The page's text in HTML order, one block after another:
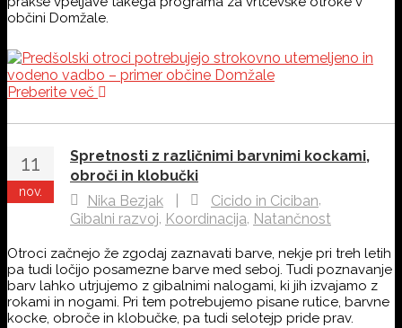
občini Domžale.
Preberite več
11
nov.
Spretnosti z različnimi barvnimi kockami,
obroči in klobučki
Nika Bezjak
Cicido in Ciciban,
Gibalni razvoj Koordinacija Natančnost
Otroci začnejo že zgodaj zaznavati barve, nekje pri treh letih
pa tudi ločijo posamezne barve med seboj. Tudi poznavanje
barv lahko utrjujemo z gibalnimi nalogami, ki jih izvajamo z
rokami in nogami. Pri tem potrebujemo pisane rutice, barvne
kocke, obroče in klobučke, pa tudi selotejp pride prav.